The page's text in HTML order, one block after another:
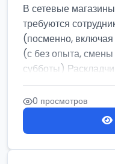
В сетевые
требуются
(посменно,
(с без опыта, смены
субботы)
0 просмотров